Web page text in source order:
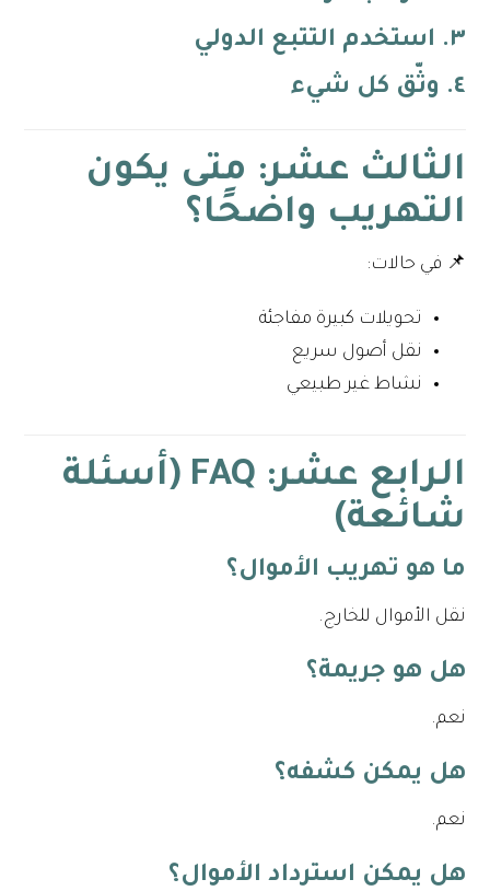
٣. استخدم التتبع الدولي
٤. وثّق كل شيء
الثالث عشر: متى يكون
التهريب واضحًا؟
📌 في حالات:
تحويلات كبيرة مفاجئة
نقل أصول سريع
نشاط غير طبيعي
الرابع عشر: FAQ (أسئلة
شائعة)
ما هو تهريب الأموال؟
نقل الأموال للخارج.
هل هو جريمة؟
نعم.
هل يمكن كشفه؟
نعم.
هل يمكن استرداد الأموال؟